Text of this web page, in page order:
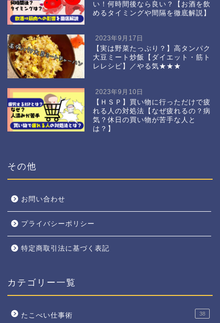
い！何時間後なら良い？【お酒を飲
めるタイミングや間隔を徹底解説】
2023年9月17日
【実は野菜たっぷり？】高タンパク
大豆ミート炒飯【ダイエット・筋ト
レレシピ】／やる気★★★
2023年9月10日
【ＨＳＰ】買い物に行っただけで疲
れる人の対処法【なぜ疲れるの？病
気？休日の買い物が苦手な人と
は？】
その他
お問い合わせ
プライバシーポリシー
特定商取引法に基づく表記
カテゴリー一覧
たこべい仕事術 38